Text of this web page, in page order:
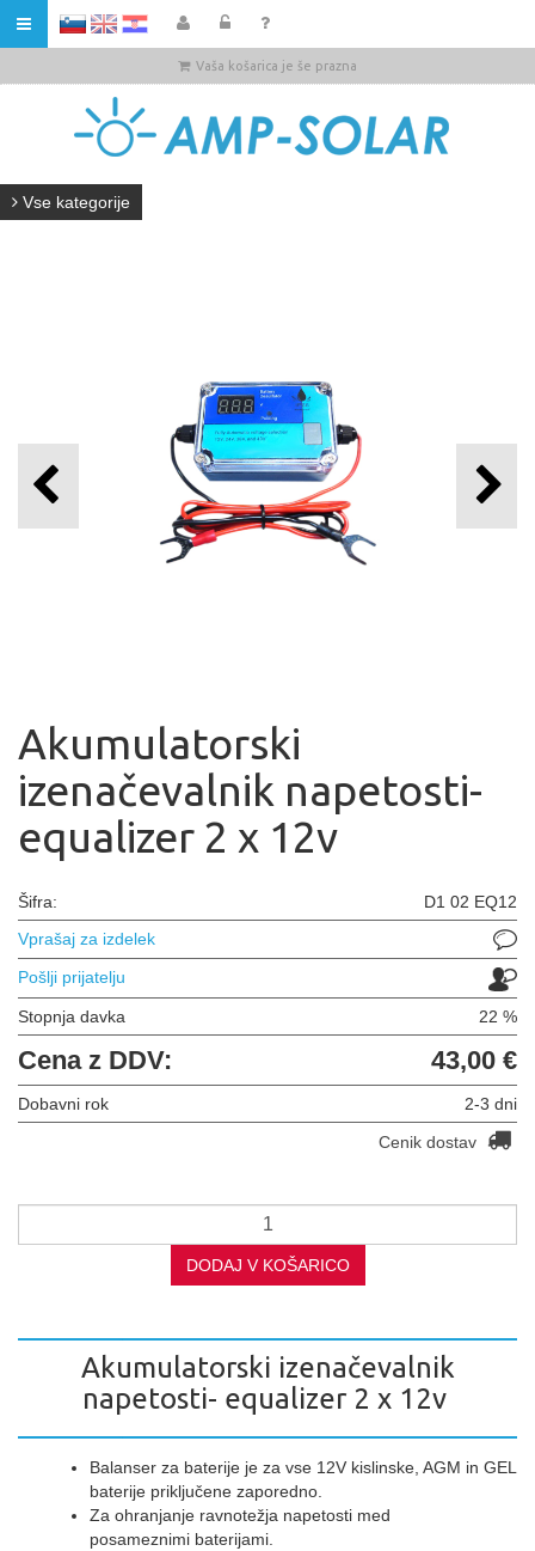
HR
Vaša košarica je še prazna
Vse kategorije
Akumulatorski
izenačevalnik napetosti-
equalizer 2 x 12v
Šifra:
D1 02 EQ12
Vprašaj za izdelek
Pošlji prijatelju
Stopnja davka 22 %
Cena z DDV: 43,00 €
Dobavni rok
2-3 dni
Cenik dostav
DODAJ V KOŠARICO
Akumulatorski izenačevalnik
napetosti- equalizer 2 x 12v
Balanser za baterije je za vse 12V kislinske, AGM in GEL
baterije priključene zaporedno.
Za ohranjanje ravnotežja napetosti med
posameznimi baterijami.